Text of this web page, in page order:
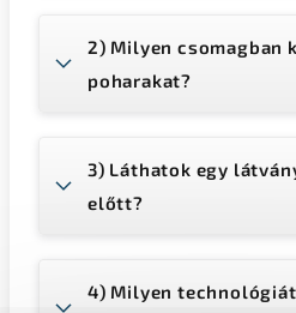
2) Milyen csomagban
poharakat?
3) Láthatok egy
előtt?
4) Milyen